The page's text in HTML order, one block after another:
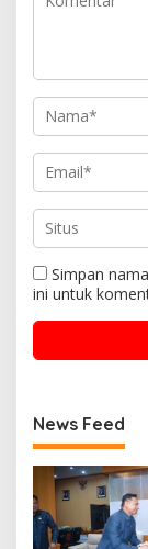
Simpan
ini untuk
News Feed